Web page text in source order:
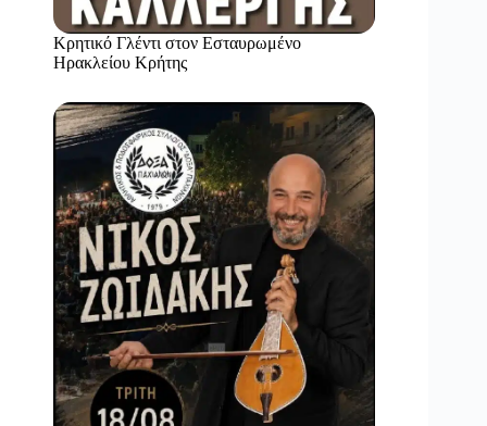
Κρητικό Γλέντι στον Εσταυρωμένο
Ηρακλείου Κρήτης